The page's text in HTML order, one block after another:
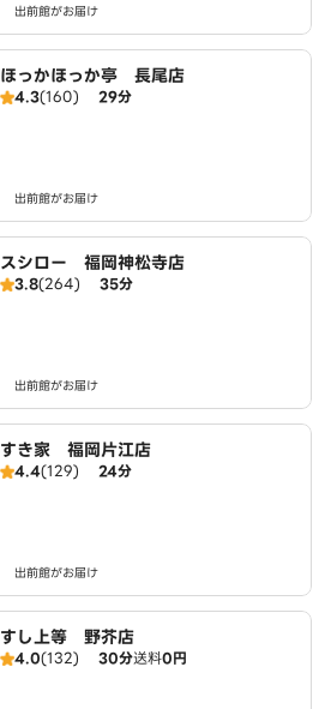
出前館がお届け
ほっかほっか亭 長尾店
4.3(160) 29分
出前館がお届け
スシロー 福岡神松寺店
3.8(264) 35分
出前館がお届け
すき家 福岡片江店
4.4(129) 24分
出前館がお届け
すし上等 野芥店
4.0(132) 30分送料0円